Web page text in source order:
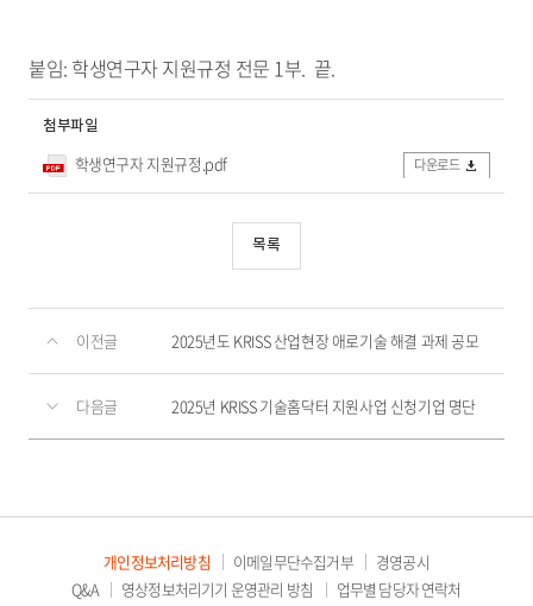
붙임: 학생연구자 지원규정 전문 1부. 끝.
첨부파일
학생연구자 지원규정.pdf 다운로드
목록
이전글 2025년도 KRISS 산업현장 애로기술 해결 과제 공모
다음글 2025년 KRISS 기술홈닥터 지원사업 신청기업 명단
개인정보처리방침 이메일무단수집거부
경영공시
Q&A
영상정보처리기기 운영관리 방침 업무별 담당자 연락처